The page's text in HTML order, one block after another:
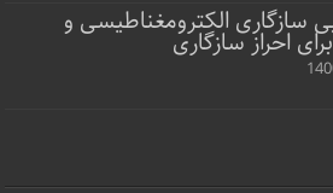
سازگاری الکترومغناطیسی و
احراز سازگاری